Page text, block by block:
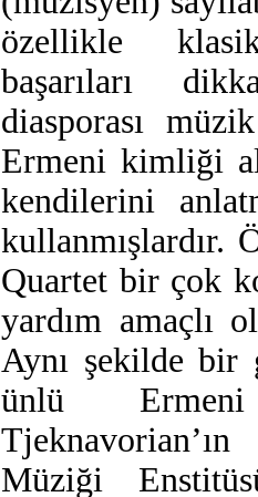
özellikle
başarıları
diasporası
Ermeni kimliği
kendilerini
kullanmışlardır.
Quartet bir çok
yardım amaçlı
Aynı şekilde
ünlü
Müziği